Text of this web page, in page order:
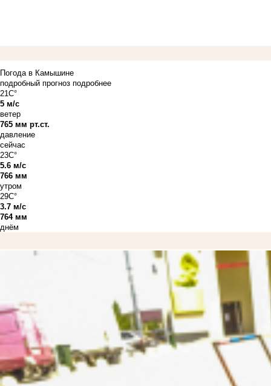
Погода в Камышине
подробный прогноз подробнее
21C°
5 м/с
ветер
765 мм рт.ст.
давление
сейчас
23C°
5.6 м/с
766 мм
утром
29C°
3.7 м/с
764 мм
днём